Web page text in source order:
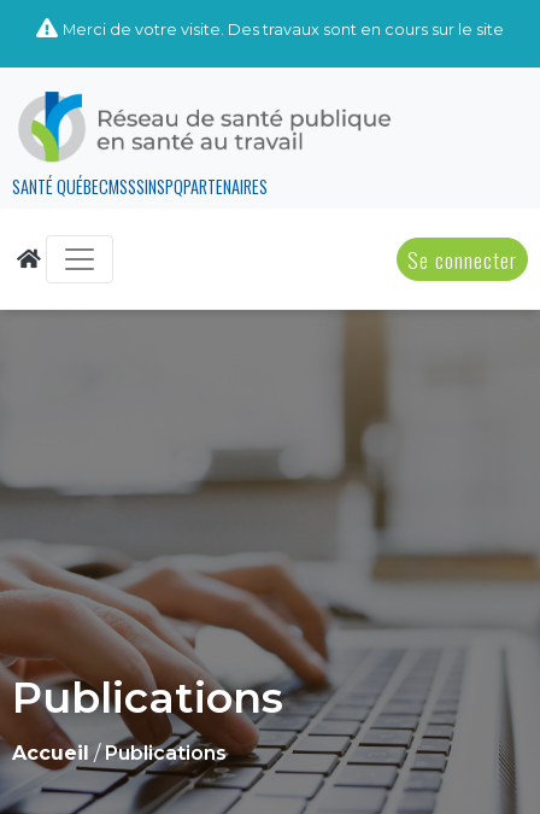
Merci de votre visite. Des travaux sont en cours sur le site
SANTÉ QUÉBECMSSSINSPQPARTENAIRES
Se connecter
Publications
Accueil /Publications